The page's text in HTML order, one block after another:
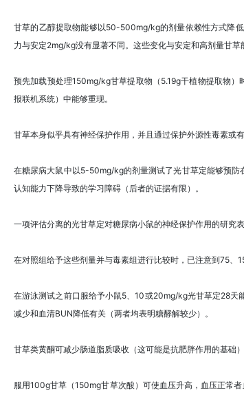
甘草的乙醇提取物能够以50-500mg/kg的剂量依赖性方式降
力与安定2mg/kg没有显著不同。这些变化与安定和高剂量甘草
预先加载预处理150mg/kg甘草提取物（5.19g干植物提取物
报联机系统）中能够重现。
甘草本身似乎具有神经保护作用，并且通过保护外源性毒素或
在糖尿病大鼠中以5-50mg/kg的剂量测试了光甘草定能够预
认知能力下降导致的学习障碍（后者的证据有限）。
一项评估分离的光甘草定对糖尿病小鼠的神经保护作用的研究
在对照组给予这些剂量并与毒素组进行比较时，已注意到75、
在游泳测试之前口服给予小鼠5、10或20mg/kg光甘草定28
减少和血清BUN降低有关（两者均表明糖酵解较少）。
甘草类黄酮可减少肠道脂质吸收（这可能是抗肥胖作用的基础）
服用100g甘草（150mg甘草次酸）可使血压升高，血压正常